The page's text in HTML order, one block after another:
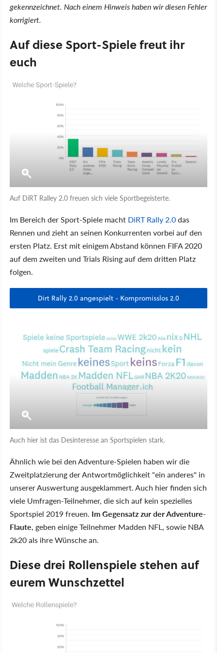
gekennzeichnet. Nach einem Hinweis haben wir diesen Fehler
korrigiert.
Auf diese Sport-Spiele freut ihr
euch
Auf DiRT Ralley 2.0 freuen sich viele Sportbegeisterte.
Im Bereich der Sport-Spiele macht DiRT Rally 2.0das
Rennen und zieht an seinen Konkurrenten vorbei auf den
ersten Platz. Erst mit einigem Abstand können FIFA 2020
auf dem zweiten und Trials Rising auf dem dritten Platz
folgen.
Dirt Rally 2.0 angespielt - Kompromisslos 2.0
Auch hier ist das Desinteresse an Sportspielen stark.
Ähnlich wie bei den Adventure-Spielen haben wir die
Zweitplatzierung der Antwortmöglichkeit "ein anderes" in
unserer Auswertung ausgeklammert. Auch hier finden sich
viele Umfragen-Teilnehmer, die sich auf kein spezielles
Sportspiel 2019 freuen. Im Gegensatz zur der Adventure-
Flaute, geben einige Teilnehmer Madden NFL, sowie NBA
2k20 als ihre Wünsche an.
Diese drei Rollenspiele stehen auf
eurem Wunschzettel